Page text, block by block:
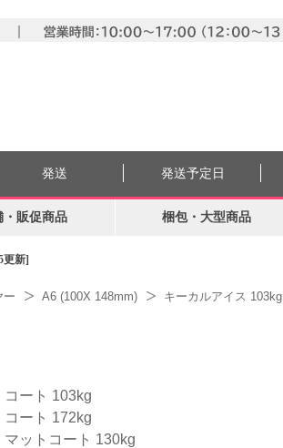
更新]
発送 発送予定日
・販促商品 梱包・大型商品
ー A6 (100X 148mm) キーカルアイス 103kg
コート 103kg
コート 172kg
マットコート 130kg